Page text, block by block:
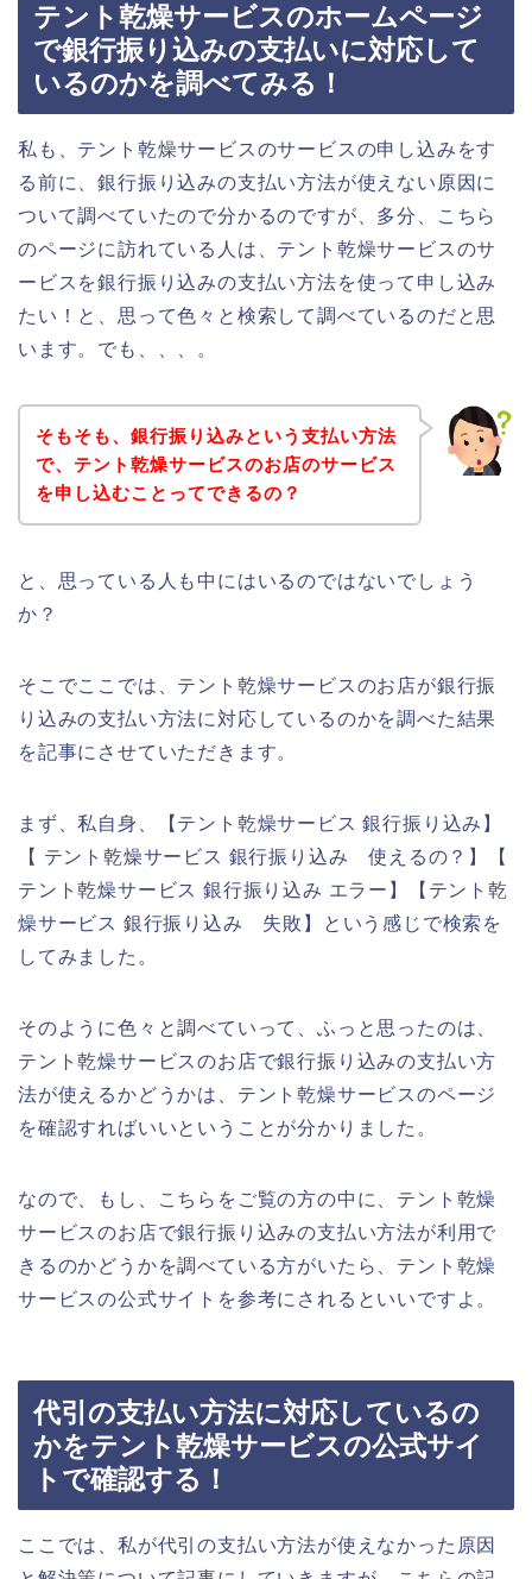
テント乾燥サービスのホームページ
で銀行振り込みの支払いに対応して
いるのかを調べてみる！
私も、テント乾燥サービスのサービスの申し込みをす
る前に、銀行振り込みの支払い方法が使えない原因に
ついて調べていたので分かるのですが、多分、こちら
のページに訪れている人は、テント乾燥サービスのサ
ービスを銀行振り込みの支払い方法を使って申し込み
たい！と、思って色々と検索して調べているのだと思
います。でも、、、。
そもそも、銀行振り込みという支払い方法
で、テント乾燥サービスのお店のサービス
を申し込むことってできるの？
と、思っている人も中にはいるのではないでしょう
か？
そこでここでは、テント乾燥サービスのお店が銀行振
り込みの支払い方法に対応しているのかを調べた結果
を記事にさせていただきます。
まず、私自身、【テント乾燥サービス 銀行振り込み】
【 テント乾燥サービス 銀行振り込み 使えるの？】【
テント乾燥サービス 銀行振り込み エラー】【テント乾
燥サービス 銀行振り込み 失敗】という感じで検索を
してみました。
そのように色々と調べていって、ふっと思ったのは、
テント乾燥サービスのお店で銀行振り込みの支払い方
法が使えるかどうかは、テント乾燥サービスのページ
を確認すればいいということが分かりました。
なので、もし、こちらをご覧の方の中に、テント乾燥
サービスのお店で銀行振り込みの支払い方法が利用で
きるのかどうかを調べている方がいたら、テント乾燥
サービスの公式サイトを参考にされるといいですよ。
代引の支払い方法に対応しているの
かをテント乾燥サービスの公式サイ
トで確認する！
ここでは、私が代引の支払い方法が使えなかった原因